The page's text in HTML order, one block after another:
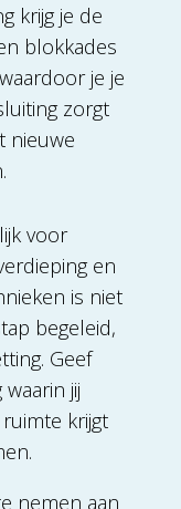
krijg je de
blokkades
je je
zorgt
nieuwe
voor
en
is niet
begeleid,
Geef
jij
krijgt
nemen aan